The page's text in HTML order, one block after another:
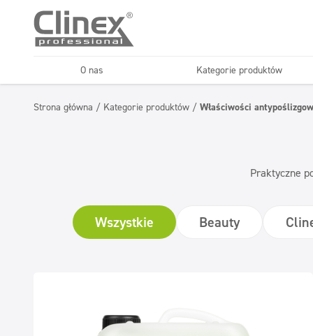
O nas Kategorie produktów
Horeca Firmy
Strona główna / Kategorie produktów / Właściwości
Praktyczne
Wszystkie Beauty